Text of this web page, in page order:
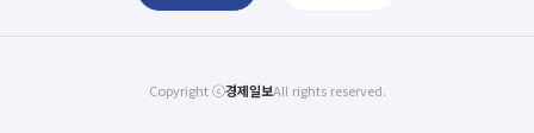
Copyright ⓒ경제일보All rights reserved.